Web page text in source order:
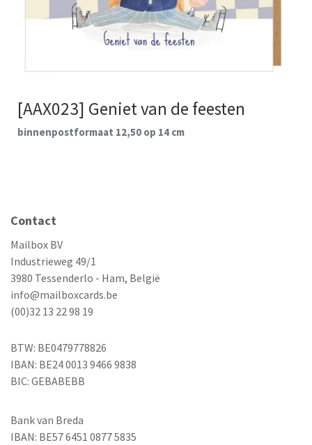
[AAX023] Geniet van de feesten
binnenpostformaat 12,50 op 14 cm
Contact
Mailbox BV
Industrieweg 49/1
3980 Tessenderlo - Ham, België
info@mailboxcards.be
(00)32 13 22 98 19
BTW: BE0479778826
IBAN: BE24 0013 9466 9838
BIC: GEBABEBB
Bank van Breda
IBAN: BE57 6451 0877 5835